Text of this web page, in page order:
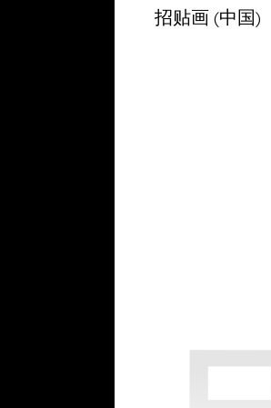
招贴画 (中国)